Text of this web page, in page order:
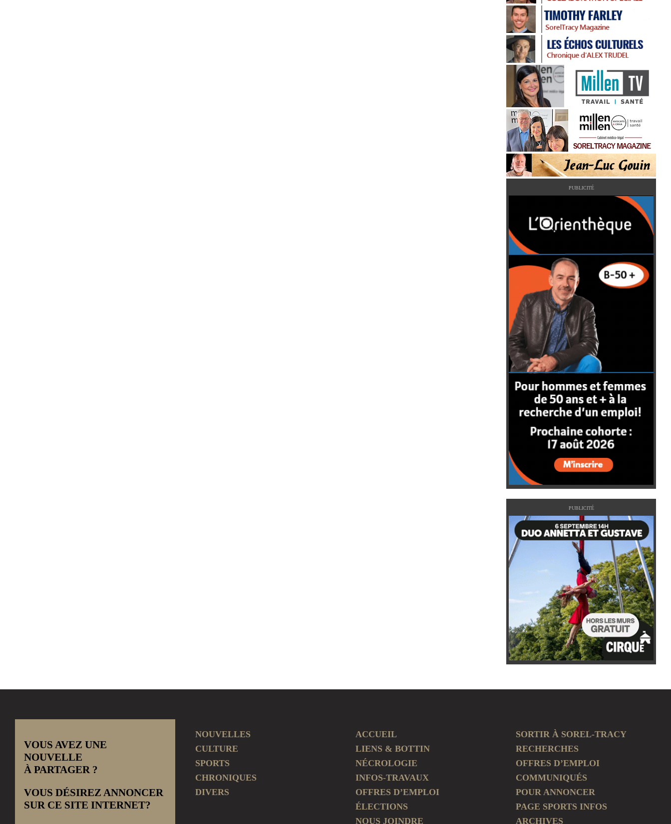
PUBLICITÉ
PUBLICITÉ
VOUS AVEZ UNE
NOUVELLE
À PARTAGER ?
VOUS DÉSIREZ ANNONCER
SUR CE SITE INTERNET?
NOUVELLES
CULTURE
SPORTS
CHRONIQUES
DIVERS
ACCUEIL
LIENS & BOTTIN
NÉCROLOGIE
INFOS-TRAVAUX
OFFRES D’EMPLOI
ÉLECTIONS
NOUS JOINDRE
SORTIR À SOREL-TRACY
RECHERCHES
OFFRES D’EMPLOI
COMMUNIQUÉS
POUR ANNONCER
PAGE SPORTS INFOS
ARCHIVES